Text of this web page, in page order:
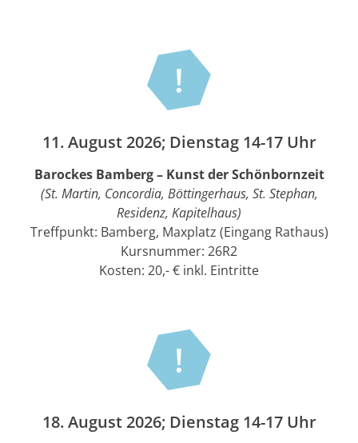
11. August 2026; Dienstag 14-17 Uhr
Barockes Bamberg – Kunst der Schönbornzeit
(St. Martin, Concordia, Böttingerhaus, St. Stephan,
Residenz, Kapitelhaus)
Treffpunkt: Bamberg, Maxplatz (Eingang Rathaus)
Kursnummer: 26R2
Kosten: 20,- € inkl. Eintritte
18. August 2026; Dienstag 14-17 Uhr